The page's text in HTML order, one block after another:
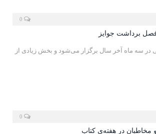
برداشت جوایز
در سه ماه آخر سال برگزار می‌شود و بخش زیادی از
و مخاطبان در هفته‌ی کتاب